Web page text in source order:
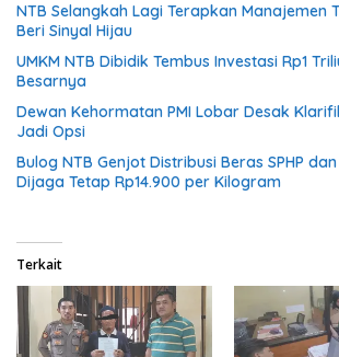
NTB Selangkah Lagi Terapkan Manajemen
Beri Sinyal Hijau
UMKM NTB Dibidik Tembus Investasi Rp1
Besarnya
Dewan Kehormatan PMI Lobar Desak
Jadi Opsi
Bulog NTB Genjot Distribusi Beras SPHP
Dijaga Tetap Rp14.900 per Kilogram
Terkait